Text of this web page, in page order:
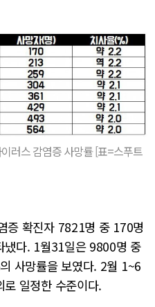
러스 감염증 사망률 [표=스푸트
증 확진자 7821명 중 170명
냈다. 1월31일은 9800명 중
사망률을 보였다. 2월 1~6
일정한 수준이다.